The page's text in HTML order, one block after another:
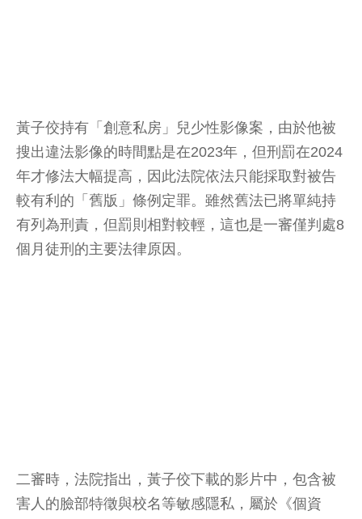
黃子佼持有「創意私房」兒少性影像案，由於他被
搜出違法影像的時間點是在2023年，但刑罰在2024
年才修法大幅提高，因此法院依法只能採取對被告
較有利的「舊版」條例定罪。雖然舊法已將單純持
有列為刑責，但罰則相對較輕，這也是一審僅判處8
個月徒刑的主要法律原因。
二審時，法院指出，黃子佼下載的影片中，包含被
害人的臉部特徵與校名等敏感隱私，屬於《個資